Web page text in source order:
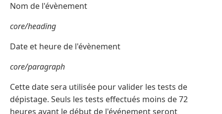
Nom de l'évènement
core/heading
Date et heure de l'évènement
core/paragraph
Cette date sera utilisée pour valider les tests de
dépistage. Seuls les tests effectués moins de 72
heures avant le début de l'événement seront